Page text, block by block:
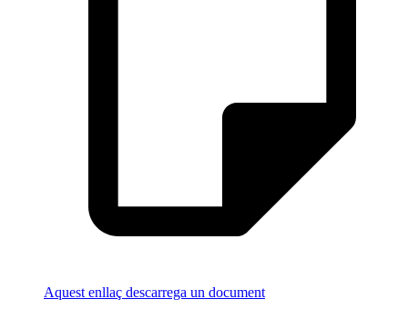
Aquest enllaç descarrega un document